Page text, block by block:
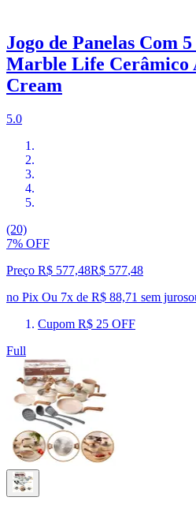
Jogo de Panelas Com
Marble Life Cerâmico
Cream
5.0
(20)
7% OFF
Preço R$ 577,48R$ 577,48
no Pix Ou 7x de R$ 88,71 sem juros
Cupom R$ 25 OFF
Full